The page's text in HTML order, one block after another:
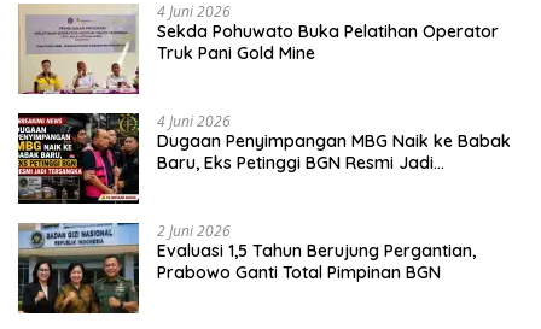
4 Juni 2026
Sekda Pohuwato Buka Pelatihan Operator
Truk Pani Gold Mine
4 Juni 2026
Dugaan Penyimpangan MBG Naik ke Babak
Baru, Eks Petinggi BGN Resmi Jadi
2 Juni 2026
Evaluasi 1,5 Tahun Berujung Pergantian,
Prabowo Ganti Total Pimpinan BGN